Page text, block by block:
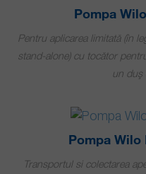
Pompa
Pentru aplicarea limitată (în
stand-alone) cu tocător
un duș
Pompa
Transportul si colectarea